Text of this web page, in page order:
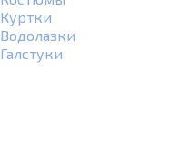
Куртки
Водолазки
Галстуки